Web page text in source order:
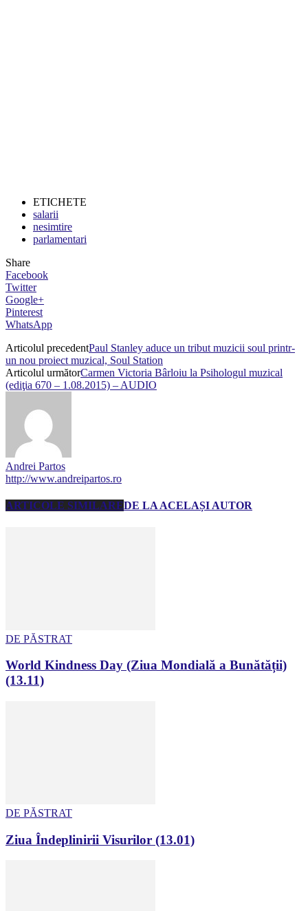
ETICHETE
salarii
nesimtire
parlamentari
Share
Facebook
Twitter
Google+
Pinterest
WhatsApp
Articolul precedentPaul Stanley aduce un tribut muzicii soul printr-
un nou proiect muzical, Soul Station
Articolul următorCarmen Victoria Bârloiu la Psihologul muzical
(ediţia 670 – 1.08.2015) – AUDIO
Andrei Partos
http://www.andreipartos.ro
ARTICOLE SIMILAREDE LA ACELAȘI AUTOR
DE PĂSTRAT
World Kindness Day (Ziua Mondială a Bunătății)
(13.11)
DE PĂSTRAT
Ziua Îndeplinirii Visurilor (13.01)